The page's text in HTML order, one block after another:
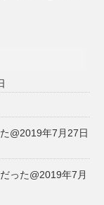
@2019年7月27日
った@2019年7月